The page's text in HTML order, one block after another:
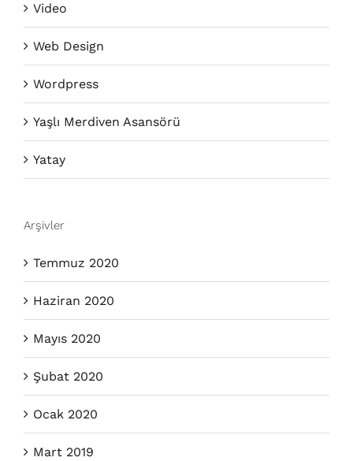
Video
Web Design
Wordpress
Yaşlı Merdiven Asansörü
Yatay
Arşivler
Temmuz 2020
Haziran 2020
Mayıs 2020
Şubat 2020
Ocak 2020
Mart 2019